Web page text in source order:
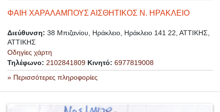
ΦΑΙΗ ΧΑΡΑΛΑΜΠΟΥΣ ΑΙΣΘΗΤΙΚΟΣ Ν. ΗΡΑΚΛΕΙΟ
Διεύθυνση: 38 Μπιζανίου, Ηράκλειο, Ηράκλειο 141 22, ΑΤΤΙΚΗΣ,
ΑΤΤΙΚΗΣ
Οδηγίες χάρτη
Τηλέφωνο: 2102841809 Κινητό: 6977819008
» Περισσότερες πληροφορίες